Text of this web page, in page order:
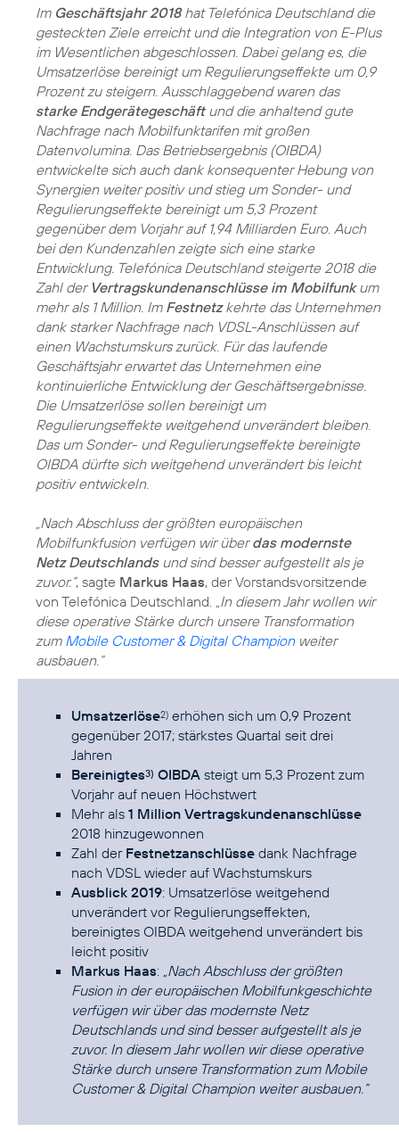
ImGeschäftsjahr 2018hat Telefónica Deutschland die
gesteckten Ziele erreicht und die Integration von E-Plus
im Wesentlichen abgeschlossen. Dabei gelang es, die
Umsatzerlöse bereinigt um Regulierungseffekte um 0,9
Prozent zu steigern. Ausschlaggebend waren das
starke Endgerätegeschäftund die anhaltend gute
Nachfrage nach Mobilfunktarifen mit großen
Datenvolumina. Das Betriebsergebnis (OIBDA)
entwickelte sich auch dank konsequenter Hebung von
Synergien weiter positiv und stieg um Sonder- und
Regulierungseffekte bereinigt um 5,3 Prozent
gegenüber dem Vorjahr auf 1,94 Milliarden Euro. Auch
bei den Kundenzahlen zeigte sich eine starke
Entwicklung. Telefónica Deutschland steigerte 2018 die
Zahl der Vertragskundenanschlüsse im Mobilfunkum
mehr als 1 Million. Im Festnetzkehrte das Unternehmen
dank starker Nachfrage nach VDSL-Anschlüssen auf
einen Wachstumskurs zurück. Für das laufende
Geschäftsjahr erwartet das Unternehmen eine
kontinuierliche Entwicklung der Geschäftsergebnisse.
Die Umsatzerlöse sollen bereinigt um
Regulierungseffekte weitgehend unverändert bleiben.
Das um Sonder- und Regulierungseffekte bereinigte
OIBDA dürfte sich weitgehend unverändert bis leicht
positiv entwickeln.
„Nach Abschluss der größten europäischen
Mobilfunkfusion verfügen wir überdas modernste
Netz Deutschlandsund sind besser aufgestellt als je
zuvor.“, sagte Markus Haas, der Vorstandsvorsitzende
von Telefónica Deutschland.
„In diesem Jahr wollen wir
diese operative Stärke durch unsere Transformation
zum Mobile Customer & Digital Championweiter
ausbauen.“
Umsatzerlöse2) erhöhen sich um 0,9 Prozent
gegenüber 2017; stärkstes Quartal seit drei
Jahren
Bereinigtes3) OIBDA steigt um 5,3 Prozent zum
Vorjahr auf neuen Höchstwert
Mehr als 1 Million Vertragskundenanschlüsse
2018 hinzugewonnen
Zahl der Festnetzanschlüsse dank Nachfrage
nach VDSL wieder auf Wachstumskurs
Ausblick 2019: Umsatzerlöse weitgehend
unverändert vor Regulierungseffekten,
bereinigtes OIBDA weitgehend unverändert bis
leicht positiv
Markus Haas: „Nach Abschluss der größten
Fusion in der europäischen Mobilfunkgeschichte
verfügen wir über das modernste Netz
Deutschlands und sind besser aufgestellt als je
zuvor. In diesem Jahr wollen wir diese operative
Stärke durch unsere Transformation zum Mobile
Customer & Digital Champion weiter ausbauen.“